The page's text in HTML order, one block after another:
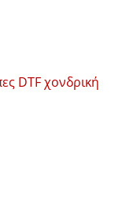
DTF χονδρική